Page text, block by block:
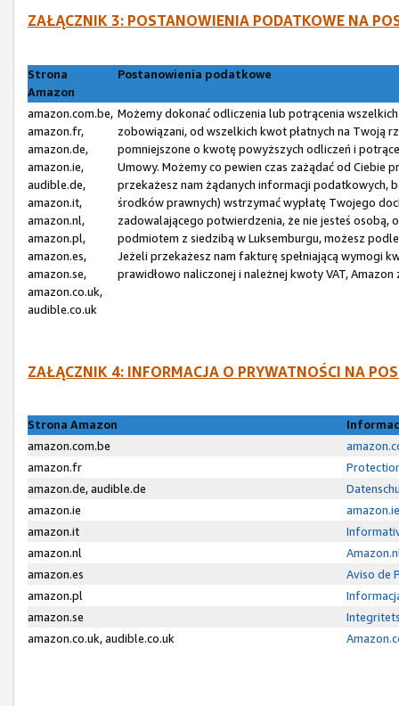
ZAŁĄCZNIK 3: POSTANOWIENIA PODATKOWE NA
Strona
Amazon
Postanowienia podatkowe
amazon.com.be,
amazon.fr,
amazon.de,
amazon.ie,
audible.de,
amazon.it,
amazon.nl,
amazon.pl,
amazon.es,
amazon.se,
amazon.co.uk,
audible.co.uk
Możemy dokonać odliczenia lub potrącenia
zobowiązani, od wszelkich kwot płatnych na Twoją
pomniejszone o kwotę powyższych odliczeń i
Umowy. Możemy co pewien czas zażądać od Ciebie
przekażesz nam żądanych informacji podatkowych,
środków prawnych) wstrzymać wypłatę Twojego
zadowalającego potwierdzenia, że nie jesteś
podmiotem z siedzibą w Luksemburgu, możesz
Jeżeli przekażesz nam fakturę spełniającą wymogi
prawidłowo naliczonej i należnej kwoty VAT,
ZAŁĄCZNIK 4: INFORMACJA O PRYWATNOŚCI NA
Strona Amazon
amazon.com.be
amazon.fr
amazon.de, audible.de
amazon.ie
amazon.it
amazon.nl
amazon.es
Aviso de
amazon.pl
amazon.se
amazon.co.uk, audible.co.uk